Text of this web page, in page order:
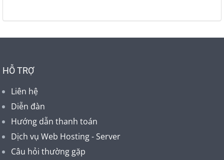
HỖ TRỢ
Liên hệ
Diễn đàn
Hướng dẫn thanh toán
Dịch vụ Web Hosting - Server
Câu hỏi thường gặp